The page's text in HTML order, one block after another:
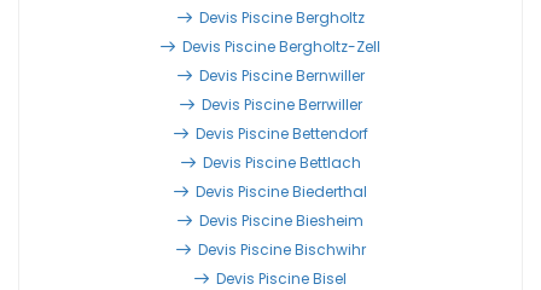
Devis Piscine Bergholtz
Devis Piscine Bergholtz-Zell
Devis Piscine Bernwiller
Devis Piscine Berrwiller
Devis Piscine Bettendorf
Devis Piscine Bettlach
Devis Piscine Biederthal
Devis Piscine Biesheim
Devis Piscine Bischwihr
Devis Piscine Bisel